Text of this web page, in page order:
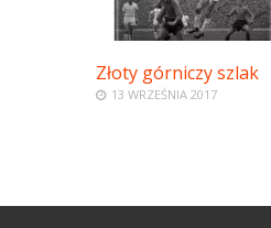
Złoty górniczy szlak
13 WRZEŚNIA 2017